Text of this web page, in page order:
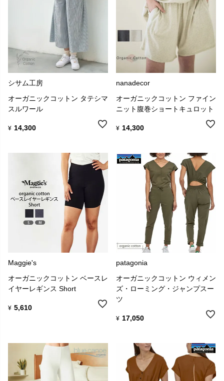
シサム工房
オーガニックコットン タテシマ
スルワール
¥ 14,300
nanadecor
オーガニックコットン ファイン
ニット腹巻ショートキュロット
¥ 14,300
Maggie's
オーガニックコットン ベースレ
イヤーレギンス Short
¥ 5,610
patagonia
オーガニックコットン ウィメン
ズ・ローミング・ジャンプスー
ツ
¥ 17,050